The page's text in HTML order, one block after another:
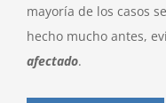
mayoría de los casos
hecho mucho antes,
afectado.